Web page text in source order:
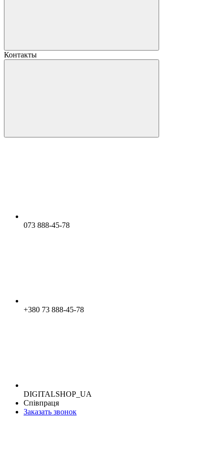
Контакты
073 888-45-78
+380 73 888-45-78
DIGITALSHOP_UA
Співпраця
Заказать звонок